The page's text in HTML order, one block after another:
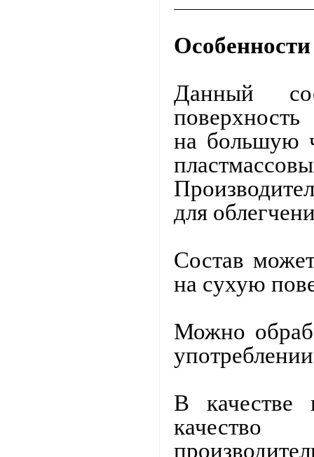
Данный
на большую
для
Состав
на сухую
Можно
В качестве
качество